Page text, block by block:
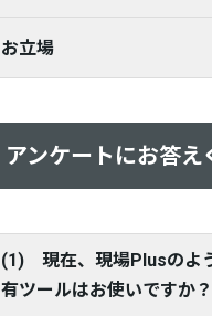
お立場
アンケートにお答え
(1) 現在、現場Plusのよ
有ツールはお使いですか？